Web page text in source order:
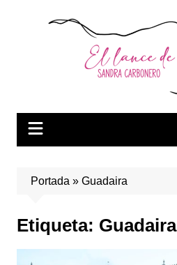
Portada » Guadaira
Etiqueta: Guadaira